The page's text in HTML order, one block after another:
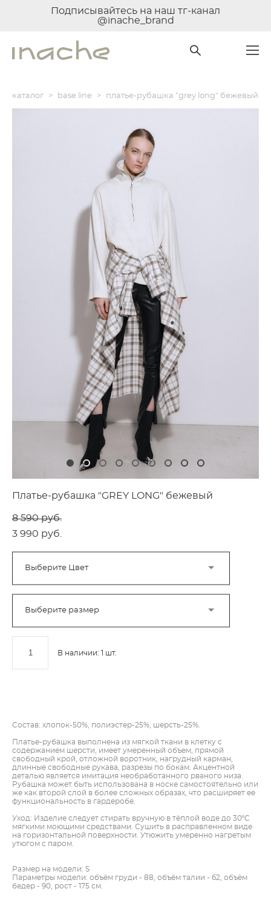
Подписывайтесь на наш тг-канал
@inache_brand
каталог > base line > платье-рубашка "grey long" бежевый
Платье-рубашка "GREY LONG" бежевый
8 590 pуб.
3 990 pуб.
Выберите Цвет
Выберите размер
В наличии: 1 шт.
Состав: хлопок-50%, полиэстер-25%, шерсть-25%.
Платье-рубашка выполнена из мягкой ткани в клетку с
содержанием шерсти, имеет умеренный объем, прямой
свободный крой, отложной воротник, нагрудный карман,
длинные свободные рукава, разрезы по бокам. Акцентной
деталью является имитация необработанного рваного низа.
Рубашка может быть использована в носке самостоятельно или
же как второй слой в более сложных образах, что расширяет ее
функциональность в гардеробе.
Уход: Изделие следует стирать вручную в тёплой воде до 30ºC
мягкими моющими средствами. Сушить в расправленном виде
на горизонтальной поверхности. Утюжить умеренно нагретым
утюгом с паром.
Размер на модели: S
Параметры модели: объём груди - 88, объём талии - 62, объём
бедер - 90, рост - 175 см.